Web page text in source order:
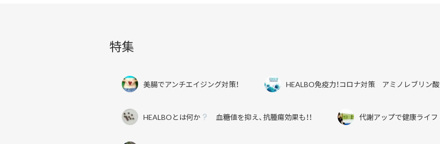
特集
美腸でアンチエイジング対策！ HEALBO免疫力！コロナ対策 アミノレブリン酸
HEALBOとは何か 血糖値を抑え、抗腫瘍効果も！！ 代謝アップで健康ライフ